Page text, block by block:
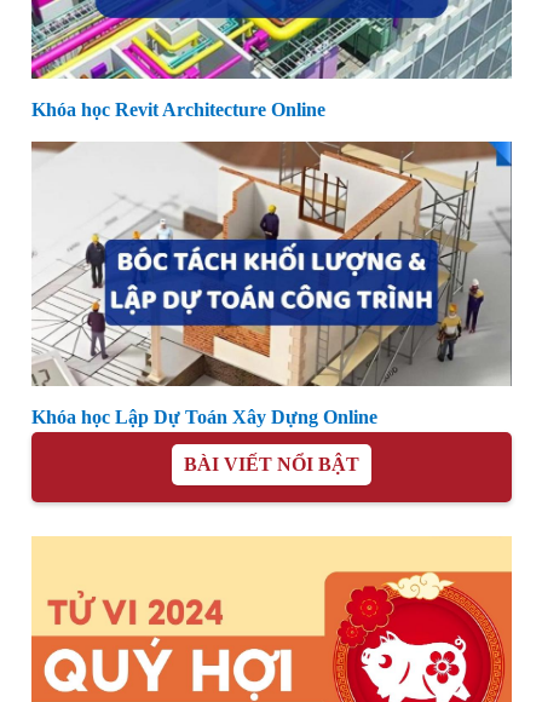
Khóa học Revit Architecture Online
Khóa học Lập Dự Toán Xây Dựng Online
BÀI VIẾT NỔI BẬT